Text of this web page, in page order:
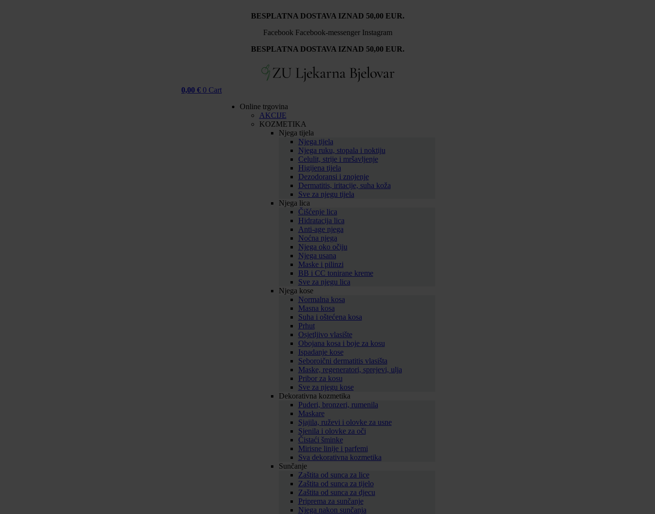
BESPLATNA DOSTAVA IZNAD 50,00 EUR.
Facebook Facebook-messenger Instagram
BESPLATNA DOSTAVA IZNAD 50,00 EUR.
0,00 € 0 Cart
Online trgovina
AKCIJE
KOZMETIKA
Njega tijela
Njega tijela
Njega ruku, stopala i noktiju
Celulit, strije i mršavljenje
Higijena tijela
Dezodoransi i znojenje
Dermatitis, iritacije, suha koža
Sve za njegu tijela
Njega lica
Čišćenje lica
Hidratacija lica
Anti-age njega
Noćna njega
Njega oko očiju
Njega usana
Maske i pilinzi
BB i CC tonirane kreme
Sve za njegu lica
Njega kose
Normalna kosa
Masna kosa
Suha i oštećena kosa
Prhut
Osjetljivo vlasište
Obojana kosa i boje za kosu
Ispadanje kose
Seboroični dermatitis vlasišta
Maske, regeneratori, sprejevi, ulja
Pribor za kosu
Sve za njegu kose
Dekorativna kozmetika
Puderi, bronzeri, rumenila
Maskare
Sjajila, ruževi i olovke za usne
Sjenila i olovke za oči
Čistaći šminke
Mirisne linije i parfemi
Sva dekorativna kozmetika
Sunčanje
Zaštita od sunca za lice
Zaštita od sunca za tijelo
Zaštita od sunca za djecu
Priprema za sunčanje
Njega nakon sunčanja